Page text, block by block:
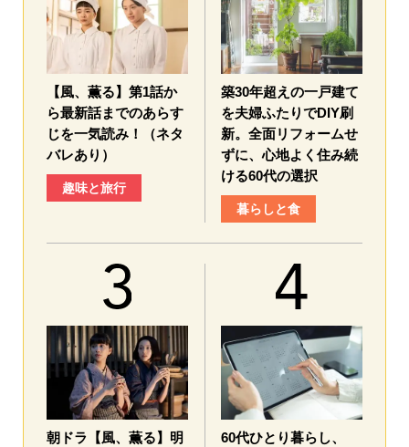
【風、薫る】第1話か
ら最新話までのあらす
じを一気読み！（ネタ
バレあり）
趣味と旅行
築30年超えの一戸建て
を夫婦ふたりでDIY刷
新。全面リフォームせ
ずに、心地よく住み続
ける60代の選択
暮らしと食
朝ドラ【風、薫る】明
60代ひとり暮らし、